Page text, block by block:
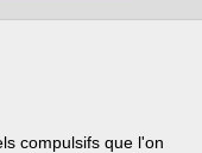
compulsifs que l'on